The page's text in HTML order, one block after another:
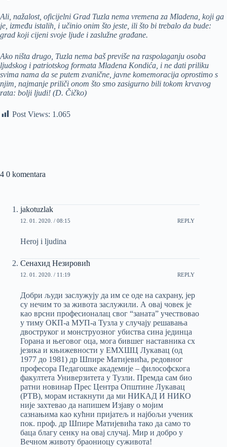
Ali, nažalost, oficijelni Grad Tuzla nema vremena za Mladena, koji ga
je, između istalih, i učinio onim što jeste, ili što bi trebalo da bude:
grad koji cijeni svoje ljude i zaslužne građane.
Ako ništa drugo, Tuzla nema baš previše na raspolaganju osoba
ljudskog i patriotskog formata Mladena Kondića, i ne dati priliku
svima nama da se putem zvanične, javne komemoracija oprostimo s
njim, najmanje priliči onom što smo zasigurno bili tokom krvavog
rata: bolji ljudi! (D. Čičko)
Post Views: 1.065
4 0 komentara
jakotuzlak
12. 01. 2020. / 08:15 REPLY
Heroj i ljudina
Сенахид Незировић
12. 01. 2020. / 11:19 REPLY
Добри људи заслужују да им се оде на сахрану, јер
су нечим то за живота заслужили. А овај човек је
као врсни професионалац свог “заната” учествовао
у тиму ОКП-а МУП-а Тузла у случају решавања
двоструког и монструозног убиства сина јединца
Горана и његовог оца, мога бившег наставника сх
језика и књижевности у ЕМХШЦ Лукавац (од
1977 до 1981) др Шпире Матијевића, редовног
професора Педагошке академије – философскога
факултета Универзитета у Тузли. Премда сам био
ратни новинар Прес Центра Општине Лукавац
(РТВ), морам истакнути да ми НИКАД И НИКО
није захтевао да напишем Изјаву о мојим
сазнањима као кућни пријатељ и најбољи ученик
пок. проф. др Шпире Матијевића тако да само то
баца благу сенку на овај случај. Мир и добро у
Вечном животу браониоцу суживота!